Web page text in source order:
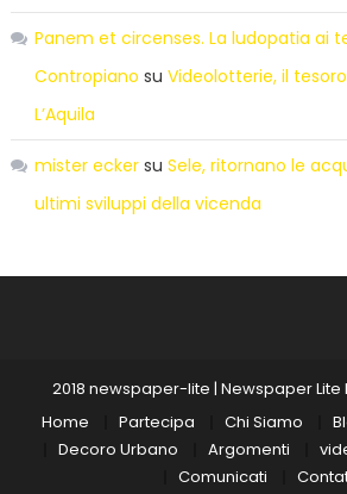
Panem et circenses. La ludopatia ai
Contropiano su Videolotterie, il
L’Aquila
mister eckersu Sele, ritornano le
ultimi sviluppi della vicenda
2018 newspaper-lite | Newspaper
Home
Partecipa Chi Siamo
Decoro Urbano
Argomenti
Comunicati